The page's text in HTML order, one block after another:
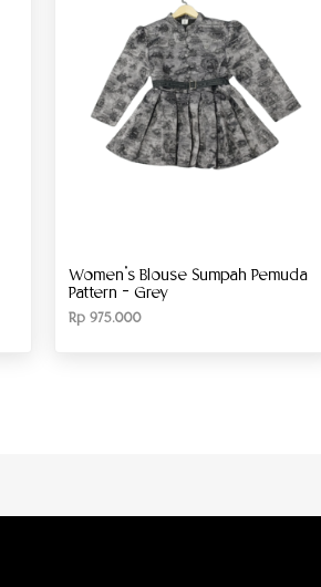
Women’s Blouse Sumpah Pemuda
Pattern – Grey
Rp 975.000